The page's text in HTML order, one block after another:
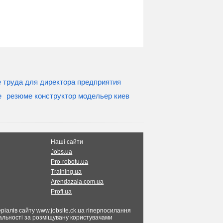
труда для директора предприятия
резюме конструктор модельер киев
Наші сайти
Jobs.ua
Pro-robotu.ua
Training.ua
Arendazala.com.ua
Profi.ua
сайту www.jobsite.ck.ua гіперпосилання
за розміщувану користувачами